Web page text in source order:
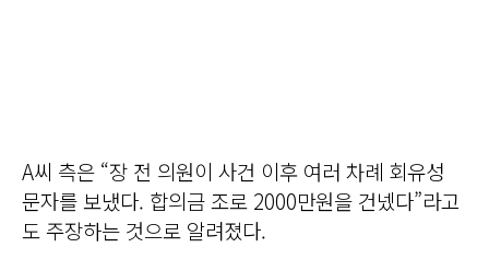
A씨 측은 “장 전 의원이 사건 이후 여러 차례 회유성
문자를 보냈다. 합의금 조로 2000만원을 건넸다”라고
도 주장하는 것으로 알려졌다.